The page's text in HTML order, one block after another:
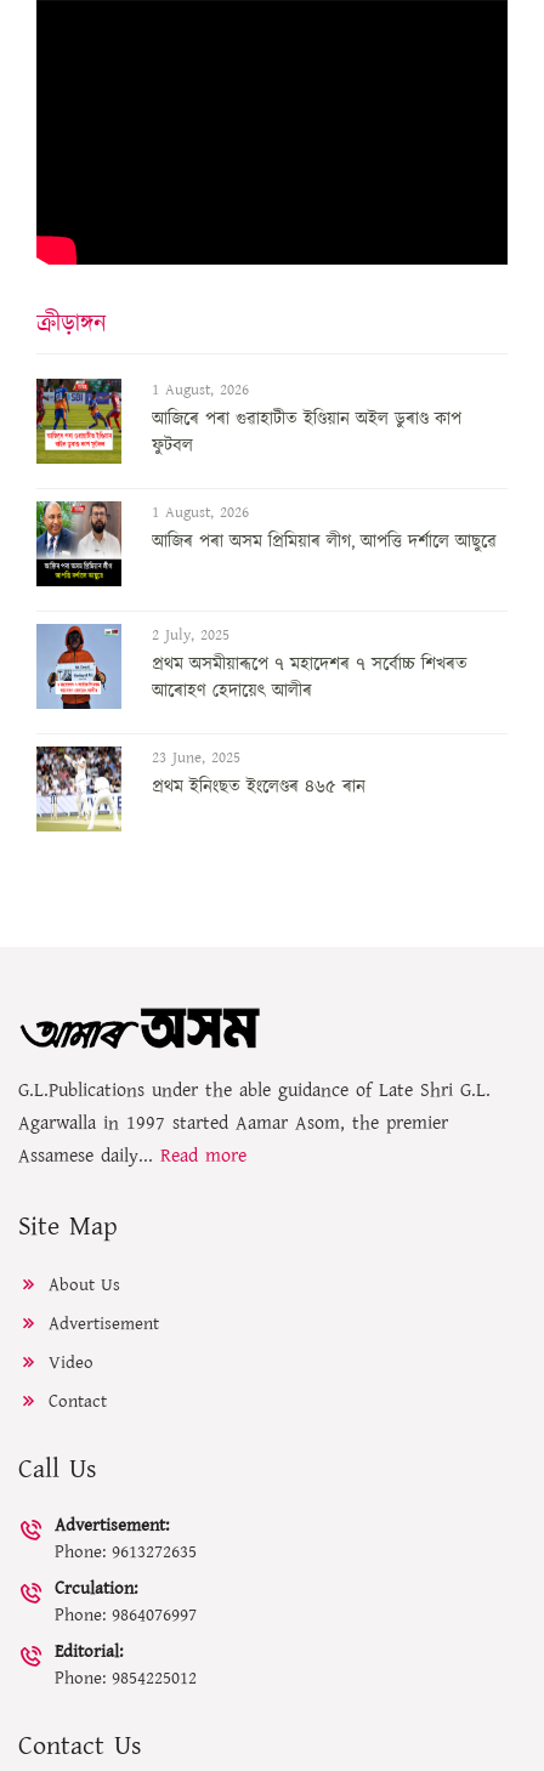
ক্ৰীড়াঙ্গন
1 August, 2026
আজিৰে পৰা গুৱাহাটীত ইণ্ডিয়ান অইল ডুৰাণ্ড কাপ
ফুটবল
1 August, 2026
আজিৰ পৰা অসম প্ৰিমিয়াৰ লীগ, আপত্তি দৰ্শালে আছুৱে
2 July, 2025
প্ৰথম অসমীয়াৰূপে ৭ মহাদেশৰ ৭ সৰ্বোচ্চ শিখৰত
আৰোহণ হেদায়েৎ আলীৰ
23 June, 2025
প্ৰথম ইনিংছত ইংলেণ্ডৰ ৪৬৫ ৰান
G.L.Publications under the able guidance of Late Shri G.L.
Agarwalla in 1997 started Aamar Asom, the premier
Assamese daily... Read more
Site Map
About Us
Advertisement
Video
Contact
Call Us
Advertisement:
Phone: 9613272635
Crculation:
Phone: 9864076997
Editorial:
Phone: 9854225012
Contact Us